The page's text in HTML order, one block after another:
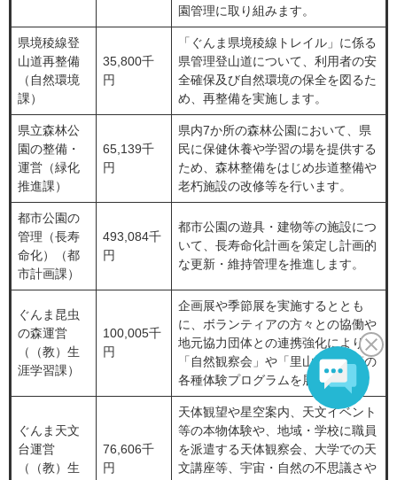
園管理に取り組みます。
県境稜線登
山道再整備
（自然環境
課）
35,800千
円
「ぐんま県境稜線トレイル」に係る
県管理登山道について、利用者の安
全確保及び自然環境の保全を図るた
め、再整備を実施します。
県立森林公
園の整備・
運営（緑化
推進課）
65,139千
円
県内7か所の森林公園において、県
民に保健休養や学習の場を提供する
ため、森林整備をはじめ歩道整備や
老朽施設の改修等を行います。
都市公園の
管理（長寿
命化）（都
市計画課）
493,084千
円
都市公園の遊具・建物等の施設につ
いて、長寿命化計画を策定し計画的
な更新・維持管理を推進します。
ぐんま昆虫
の森運営
（（教）生
涯学習課）
100,005千
円
企画展や季節展を実施するととも
に、ボランティアの方々との協働や
地元協力団体との連携強化により、
「自然観察会」や「里山生活」等の
各種体験プログラムを展開します。
ぐんま天文
台運営
（（教）生
76,606千
円
天体観望や星空案内、天文イベント
等の本物体験や、地域・学校に職員
を派遣する天体観察会、大学での天
文講座等、宇宙・自然の不思議さや